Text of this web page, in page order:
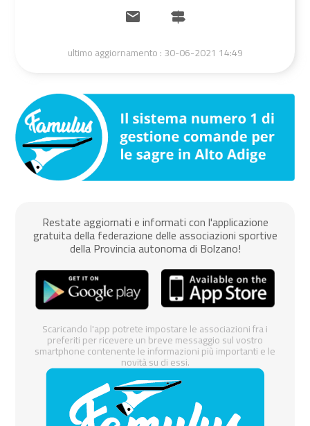
ultimo aggiornamento :30-06-2021 14:49
Restate aggiornati e informati con l'applicazione
gratuita della federazione delle associazioni sportive
della Provincia autonoma di Bolzano!
Scaricando l'app potrete impostare le associazioni fra i
preferiti per ricevere un breve messaggio sul vostro
smartphone contenente le informazioni più importanti e le
novità su di essi.